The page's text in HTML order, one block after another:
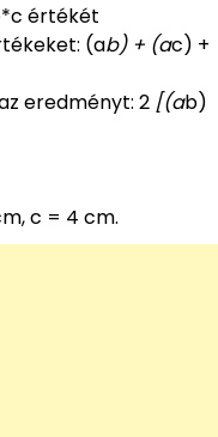
értékét
(ab) + (ac) +
eredményt: 2 [(ab)
c = 4 cm.